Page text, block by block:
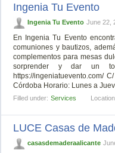
Ingenia Tu Evento
Ingenia Tu Evento June 22,
En Ingenia Tu Evento
comuniones y bautizos,
complementos para mesas
sorprender y dar un
https://ingeniatuevento.com/
Córdoba Horario: Lunes a
Filled under: Services
LUCE Casas de
casasdemaderaalicante